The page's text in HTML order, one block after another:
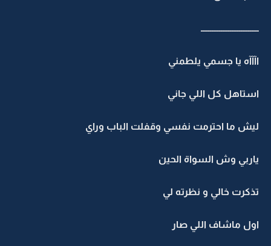
ــــــــــــــــــــــــــــــــ
اآآآه يا جسمي يلطمني
استاهل كل اللي جاني
ليش ما احترمت نفسي وقفلت الباب وراي
ياربي وش السواة الحين
تذكرت خالي و نظرته لي
اول ماشاف اللي صار